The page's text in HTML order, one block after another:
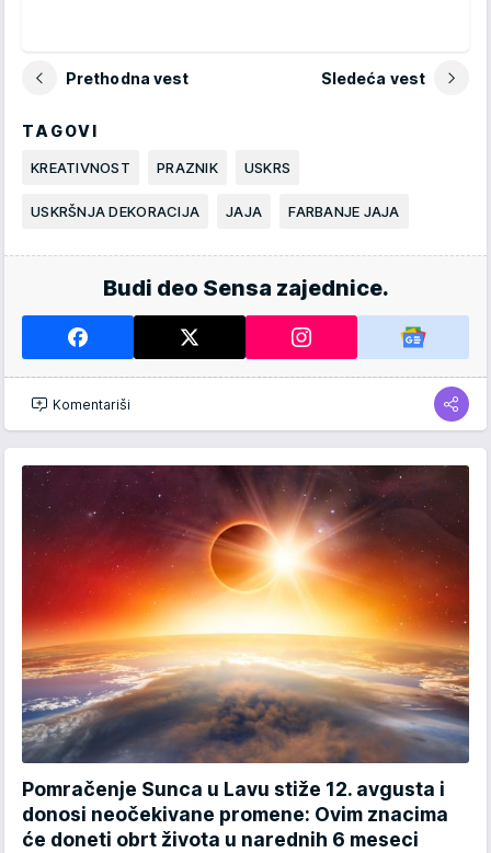
Prethodna vest Sledeća vest
TAGOVI
KREATIVNOST PRAZNIK USKRS
USKRŠNJA DEKORACIJA JAJA FARBANJE JAJA
Budi deo Sensa zajednice.
Komentariši
Pomračenje Sunca u Lavu stiže 12. avgusta i
donosi neočekivane promene: Ovim znacima
će doneti obrt života u narednih 6 meseci